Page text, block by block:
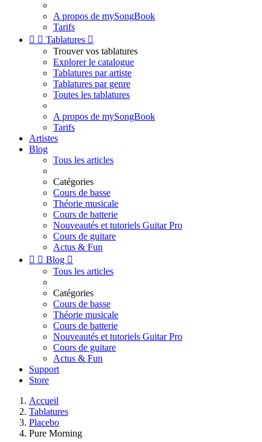
A propos de mySongBook
Tarifs
  Tablatures 
Trouver vos tablatures
Explorer le catalogue
Tablatures par artiste
Tablatures par genre
Toutes les tablatures
A propos de mySongBook
Tarifs
Artistes
Blog
Tous les articles
Catégories
Cours de basse
Théorie musicale
Cours de batterie
Nouveautés et tutoriels Guitar Pro
Cours de guitare
Actus & Fun
  Blog 
Tous les articles
Catégories
Cours de basse
Théorie musicale
Cours de batterie
Nouveautés et tutoriels Guitar Pro
Cours de guitare
Actus & Fun
Support
Store
Accueil
Tablatures
Placebo
Pure Morning